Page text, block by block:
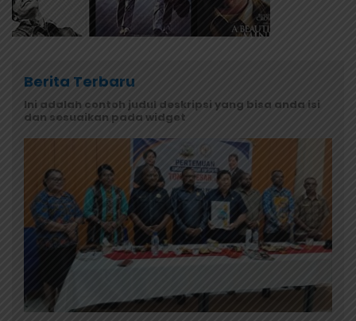
Berita Terbaru
Ini adalah contoh judul deskripsi yang bisa anda isi
dan sesuaikan pada widget